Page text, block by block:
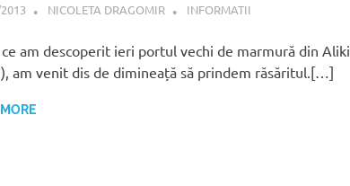
NICOLETA DRAGOMIR INFORMATII
ce am descoperit ieri portul vechi de marmură din Aliki
am venit dis de dimineață să prindem răsăritul.[…]